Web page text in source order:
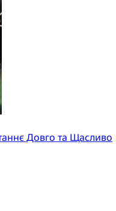
Довго та Щасливо